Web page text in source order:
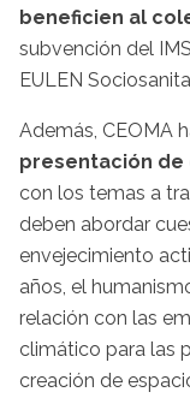
beneficien al
subvención del
EULEN
Además, CEOMA
presentación de
con los temas a
deben abordar
envejecimiento
años, el
relación con las
climático para las
creación de